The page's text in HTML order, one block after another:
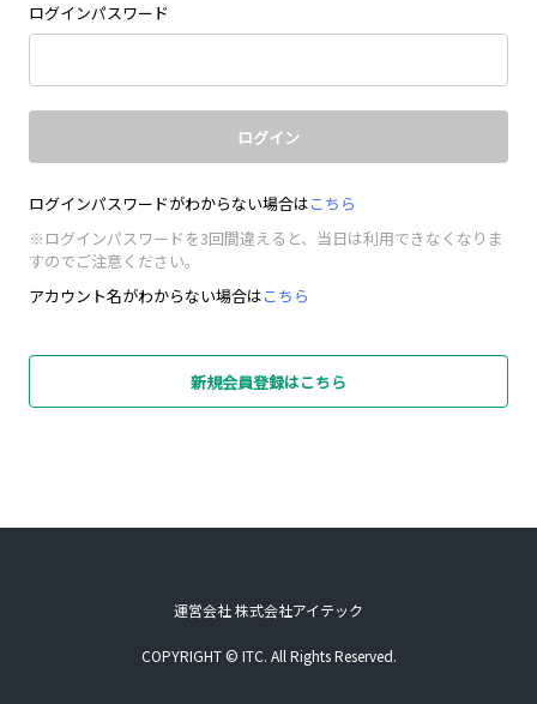
ログインパスワード
ログイン
ログインパスワードがわからない場合はこちら
※ログインパスワードを3回間違えると、当日は利用できなくなりま
すのでご注意ください。
アカウント名がわからない場合はこちら
新規会員登録はこちら
運営会社 株式会社アイテック
COPYRIGHT © ITC. All Rights Reserved.